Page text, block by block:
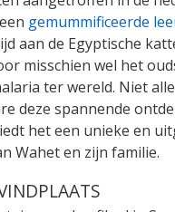
gemummificeerde
aan de Egyptische
misschien wel het
ter wereld. Niet
deze spannende
het een unieke en
Wahet en zijn familie.